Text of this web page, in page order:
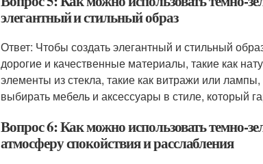
элегантный и стильный образ
Ответ: Чтобы создать элегантный и стильный
дорогие и качественные материалы, такие как
элементы из стекла, такие как витражи или
выбирать мебель и аксессуары в стиле, который
Вопрос 6: Как можно использовать темно-
атмосферу спокойствия и расслабления